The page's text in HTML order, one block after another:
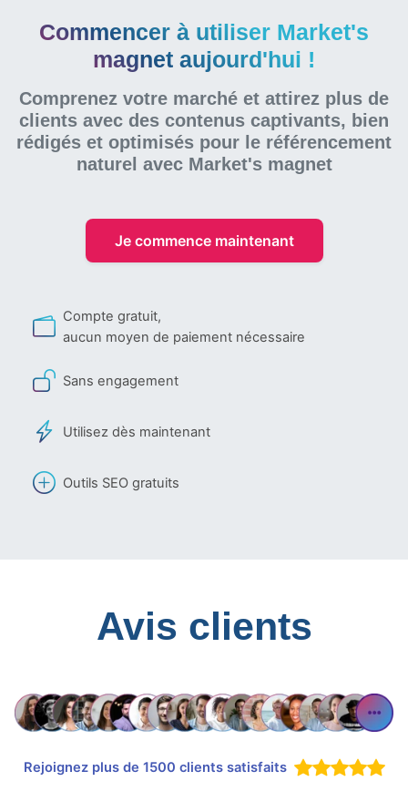
Commencer à utiliser Market's
magnet aujourd'hui !
Comprenez votre marché et attirez plus de
clients avec des contenus captivants, bien
rédigés et optimisés pour le référencement
naturel avec Market's magnet
Je commence maintenant
Compte gratuit,
aucun moyen de paiement nécessaire
Sans engagement
Utilisez dès maintenant
Outils SEO gratuits
Avis clients
Rejoignez plus de 1500 clients satisfaits